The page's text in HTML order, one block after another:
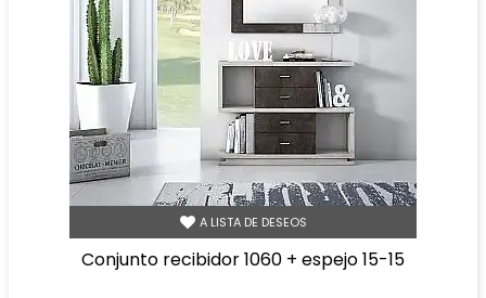
A LISTA DE DESEOS
conjunto recibidor 1060 + espejo 15-15